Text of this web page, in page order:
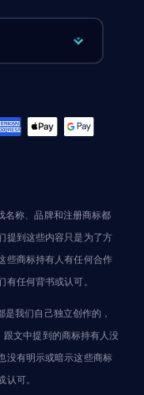
称、品牌和注册商标都
提到这些内容只是为了方
些商标持有人有任何合作
任何背书或认可。
我们自己独立创作的，
文中提到的商标持有人没
没有明示或暗示这些商标
可。